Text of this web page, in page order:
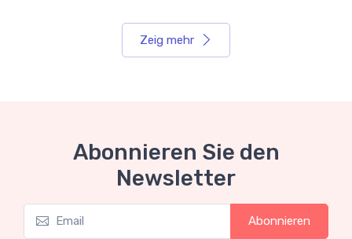
Zeig mehr
Abonnieren Sie den
Newsletter
Abonnieren